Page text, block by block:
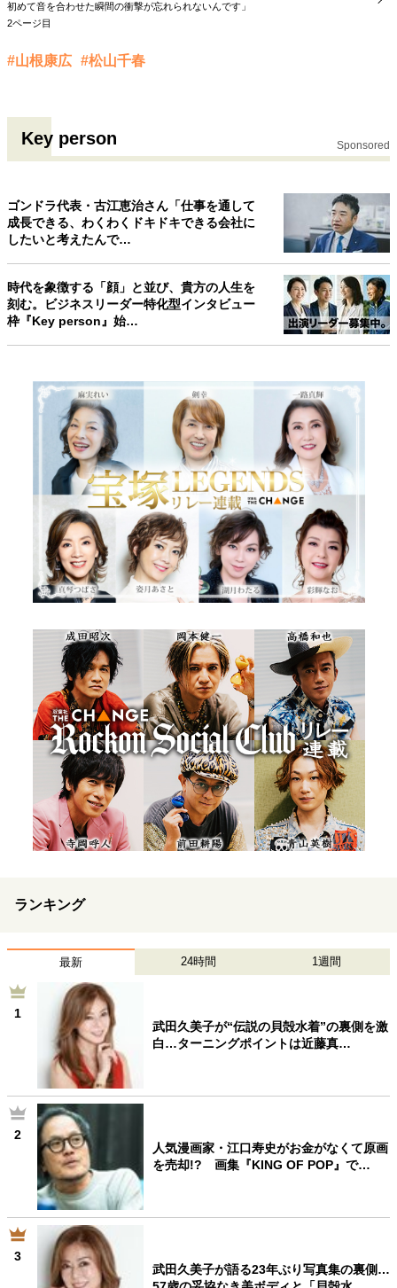
初めて音を合わせた瞬間の衝撃が忘れられないんです」
2ページ目
#山根康広 #松山千春
Key person Sponsored
ゴンドラ代表・古江恵治さん「仕事を通して
成長できる、わくわくドキドキできる会社に
したいと考えたんで…
時代を象徴する「顔」と並び、貴方の人生を
刻む。ビジネスリーダー特化型インタビュー
枠『Key person』始…
ランキング
最新 24時間 1週間
1
武田久美子が“伝説の貝殻水着”の裏側を激
白…ターニングポイントは近藤真…
2
人気漫画家・江口寿史がお金がなくて原画
を売却!? 画集『KING OF POP』で…
3
武田久美子が語る23年ぶり写真集の裏側…